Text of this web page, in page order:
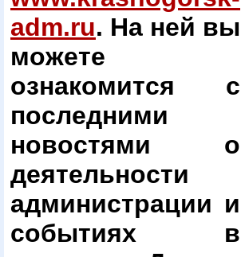
adm.ru. На ней вы
можете
ознакомится с
последними
новостями о
деятельности
администрации и
событиях в